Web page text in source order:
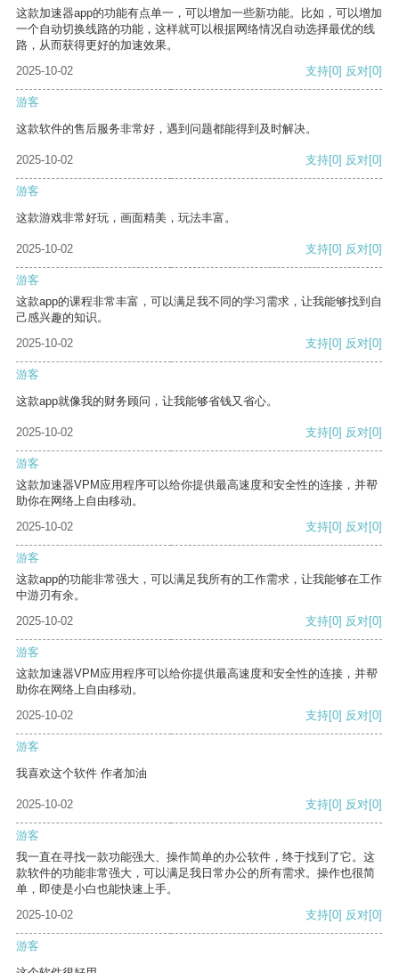
这款加速器app的功能有点单一，可以增加一些新功能。比如，可以增加
一个自动切换线路的功能，这样就可以根据网络情况自动选择最优的线
路，从而获得更好的加速效果。
2025-10-02
支持[0] 反对[0]
游客
这款软件的售后服务非常好，遇到问题都能得到及时解决。
2025-10-02 支持[0] 反对[0]
游客
这款游戏非常好玩，画面精美，玩法丰富。
2025-10-02 支持[0] 反对[0]
游客
这款app的课程非常丰富，可以满足我不同的学习需求，让我能够找到自
己感兴趣的知识。
2025-10-02
支持[0] 反对[0]
游客
这款app就像我的财务顾问，让我能够省钱又省心。
2025-10-02 支持[0] 反对[0]
游客
这款加速器VPM应用程序可以给你提供最高速度和安全性的连接，并帮
助你在网络上自由移动。
2025-10-02
支持[0] 反对[0]
游客
这款app的功能非常强大，可以满足我所有的工作需求，让我能够在工作
中游刃有余。
2025-10-02
支持[0] 反对[0]
游客
这款加速器VPM应用程序可以给你提供最高速度和安全性的连接，并帮
助你在网络上自由移动。
2025-10-02
支持[0] 反对[0]
游客
我喜欢这个软件 作者加油
2025-10-02 支持[0] 反对[0]
游客
我一直在寻找一款功能强大、操作简单的办公软件，终于找到了它。这
款软件的功能非常强大，可以满足我日常办公的所有需求。操作也很简
单，即使是小白也能快速上手。
2025-10-02
支持[0] 反对[0]
游客